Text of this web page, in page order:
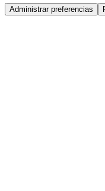
Administrar preferencias